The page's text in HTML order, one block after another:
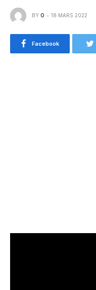
BY O 18 MARS 2022
Facebook